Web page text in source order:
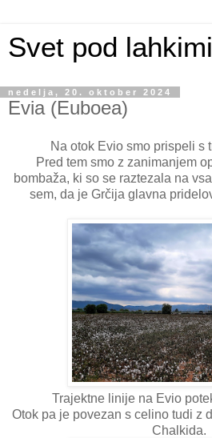
Svet pod
nedelja, 20. oktober 2024
Evia (Euboea)
Na otok Evio smo prispeli s
Pred tem smo z zanimanjem
bombaža, ki so se raztezala na
sem, da je Grčija glavna
Trajektne linije na Evio
Otok pa je povezan s celino tudi z
Chalkida.